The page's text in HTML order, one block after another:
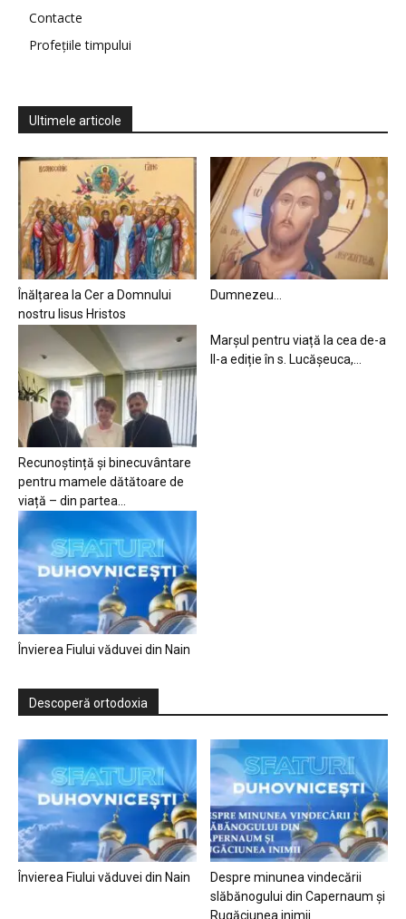
Contacte
Profețiile timpului
Ultimele articole
Înălțarea la Cer a Domnului
nostru Iisus Hristos
Dumnezeu…
Recunoștință și binecuvântare
pentru mamele dătătoare de
viață – din partea...
Marșul pentru viață la cea de-a
II-a ediție în s. Lucășeuca,...
Învierea Fiului văduvei din Nain
Descoperă ortodoxia
Învierea Fiului văduvei din Nain
Despre minunea vindecării
slăbănogului din Capernaum și
Rugăciunea inimii